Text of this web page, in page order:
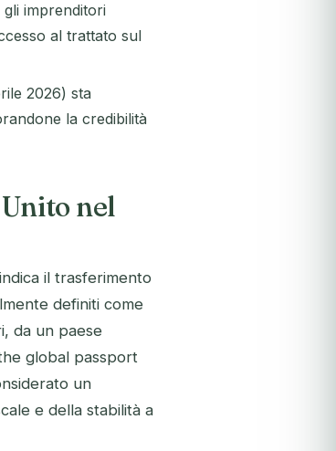
imprenditori
al trattato sul
2026) sta
la credibilità
nel
il trasferimento
definiti come
da un paese
global passport
un
e della stabilità a